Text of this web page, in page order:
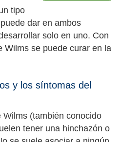
tipo
dar en ambos
solo en uno. Con
Wilms se puede curar en la
y los síntomas del
(también conocido
tener una hinchazón o